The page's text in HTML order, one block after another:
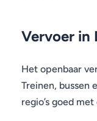
Vervoer in
Het openbaar
Treinen, bussen
regio’s goed met